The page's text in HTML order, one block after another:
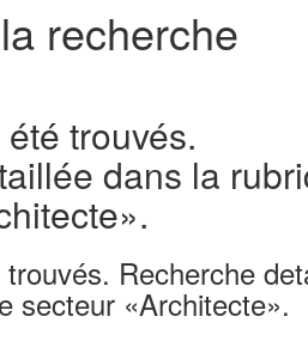
recherche
trouvés.
dans la
Recherche
secteur «Architecte».